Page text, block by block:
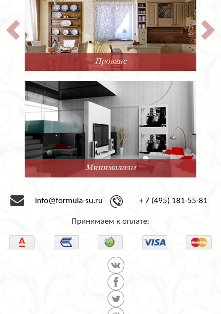
Прованс
Минимализм
info@formula-su.ru + 7 (495) 181-55-81
Принимаем к оплате: